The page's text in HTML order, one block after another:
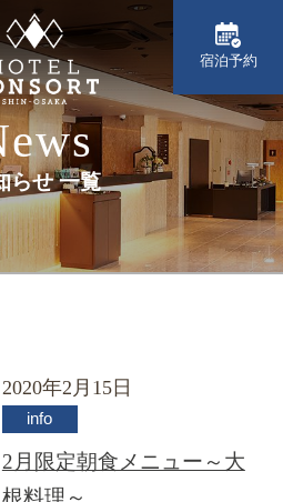
宿泊予約
らせ 一覧
2020年2月15日
info
2月限定朝食メニュー～大
根料理～